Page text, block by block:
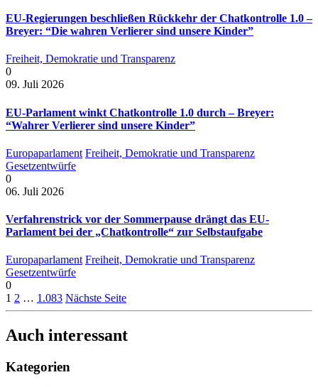
EU-Regierungen beschließen Rückkehr der Chatkontrolle 1.0 –
Breyer: “Die wahren Verlierer sind unsere Kinder”
Freiheit, Demokratie und Transparenz
0
09. Juli 2026
EU-Parlament winkt Chatkontrolle 1.0 durch – Breyer:
“Wahrer Verlierer sind unsere Kinder”
Europaparlament Freiheit, Demokratie und Transparenz
Gesetzentwürfe
0
06. Juli 2026
Verfahrenstrick vor der Sommerpause drängt das EU-
Parlament bei der „Chatkontrolle“ zur Selbstaufgabe
Europaparlament Freiheit, Demokratie und Transparenz
Gesetzentwürfe
0
1 2 … 1.083 Nächste Seite
Auch interessant
Kategorien